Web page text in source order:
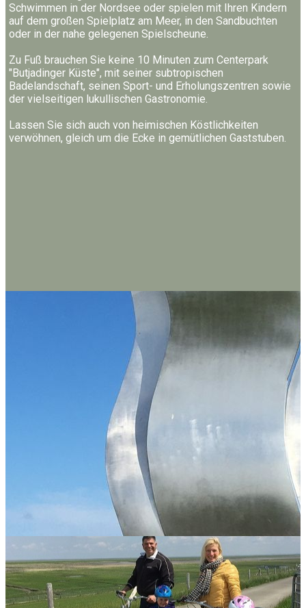
Schwimmen in der Nordsee oder spielen mit Ihren Kindern
auf dem großen Spielplatz am Meer, in den Sandbuchten
oder in der nahe gelegenen Spielscheune.
Zu Fuß brauchen Sie keine 10 Minuten zum Centerpark
"Butjadinger Küste", mit seiner subtropischen
Badelandschaft, seinen Sport- und Erholungszentren sowie
der vielseitigen lukullischen Gastronomie.
Lassen Sie sich auch von heimischen Köstlichkeiten
verwöhnen, gleich um die Ecke in gemütlichen Gaststuben.